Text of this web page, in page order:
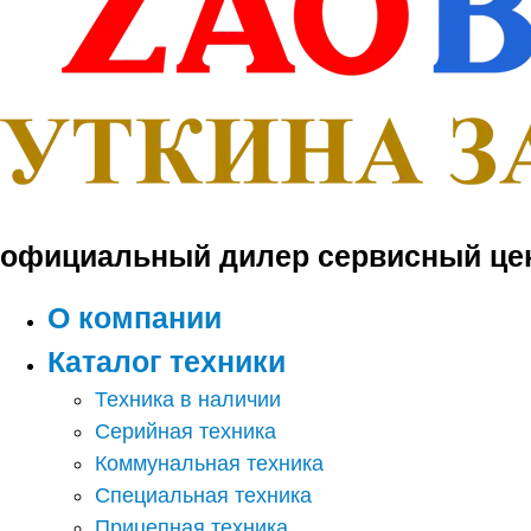
официальный дилер сервисный
О компании
Каталог техники
Техника в наличии
Серийная техника
Коммунальная техника
Специальная техника